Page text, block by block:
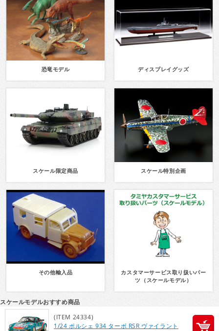
恐竜モデル ディスプレイグッズ
スケール限定商品 スケール特別企画
その他輸入品
カスタマーサービス取り扱いパー
ツ（スケールモデル）
スケールモデルおすすめ商品
(ITEM 24334)
1/24 ポルシェ 934 ターボ RSR ヴァイラント